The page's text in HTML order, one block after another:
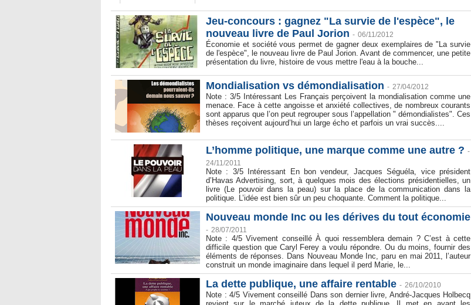
Jeu-concours : gagnez "La survie de l'espèce", le
nouveau livre de Paul Jorion - 06/11/2012
Économie et société vous permet de gagner deux exemplaires de "La survie
de l'espèce", le nouveau livre de Paul Jorion. Avant de commencer, une petite
présentation du livre, histoire de vous mettre l'eau à la bouche...
Mondialisation vs démondialisation - 27/04/2012
Note : 3/5 Intéressant Les Français perçoivent la mondialisation comme une
menace. Face à cette angoisse et anxiété collectives, de nombreux courants
sont apparus que l’on peut regrouper sous l’appellation " démondialistes". Ces
thèses reçoivent aujourd’hui un large écho et parfois un vrai succès....
L’homme politique, une marque comme une autre ? -
24/11/2011
Note : 3/5 Intéressant En bon vendeur, Jacques Séguéla, vice président
d’Havas Advertising, sort, à quelques mois des élections présidentielles, un
livre (Le pouvoir dans la peau) sur la place de la communication dans la
politique. L’idée est bien sûr un peu choquante. Comment la politique...
Nouveau monde Inc ou les dérives du tout économie
- 28/07/2011
Note : 4/5 Vivement conseillé À quoi ressemblera demain ? C’est à cette
difficile question que Caryl Ferey a voulu répondre. Ou du moins, fournir des
éléments de réponses. Dans Nouveau Monde Inc, paru en mai 2011, l’auteur
construit un monde imaginaire dans lequel il perd Marie, le...
La dette publique, une affaire rentable - 26/10/2010
Note : 4/5 Vivement conseillé Dans son dernier livre, André-Jacques Holbecq